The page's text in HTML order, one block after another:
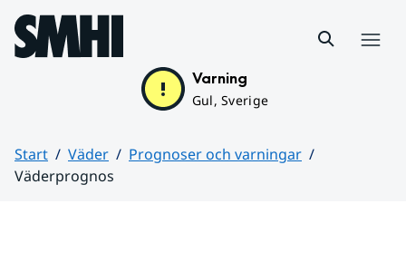
Hoppa till sidans innehåll
Varning
Gul, Sverige
Start Väder
Prognoser och varningar
Väderprognos